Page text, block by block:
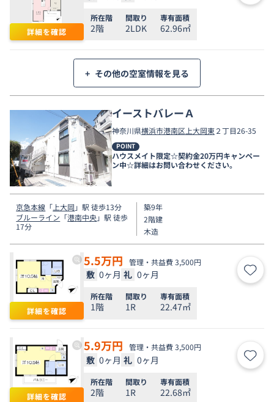
詳細を確認
所在階
2階
間取り
2LDK
専有面積
62.96㎡
+ その他の空室情報を見る
イーストバレーＡ
神奈川県横浜市港南区 上大岡東２丁目26-35
POINT
ハウスメイト限定☆契約金20万円キャンペー
ン中☆詳細はお問い合わせください。
京急本線 「 上大岡 」駅 徒歩13分
ブルーライン 「港南中央」駅 徒歩
17分
築9年
2階建
木造
詳細を確認
5.5万円 管理・共益費 3,500円
敷 0ヶ月 礼 0ヶ月 お気
所在階
1階
間取り
1R
専有面積
22.47㎡
詳細を確認
5.9万円 管理・共益費 3,500円
敷 0ヶ月 礼 0ヶ月 お気
所在階
2階
間取り
1R
専有面積
22.68㎡